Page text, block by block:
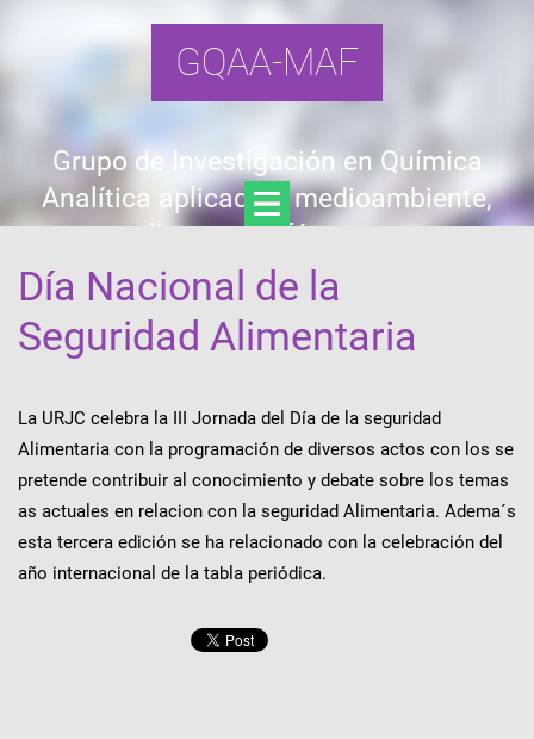
GQAA-MAF
Grupo de Investigación en Química
Analítica aplicada a medioambiente,
alimentos y fármacos
Día Nacional de la
Seguridad Alimentaria
La URJC celebra la III Jornada del Día de la seguridad
Alimentaria con la programación de diversos actos con los se
pretende contribuir al conocimiento y debate sobre los temas
as actuales en relacion con la seguridad Alimentaria. Adema´s
esta tercera edición se ha relacionado con la celebración del
año internacional de la tabla periódica.